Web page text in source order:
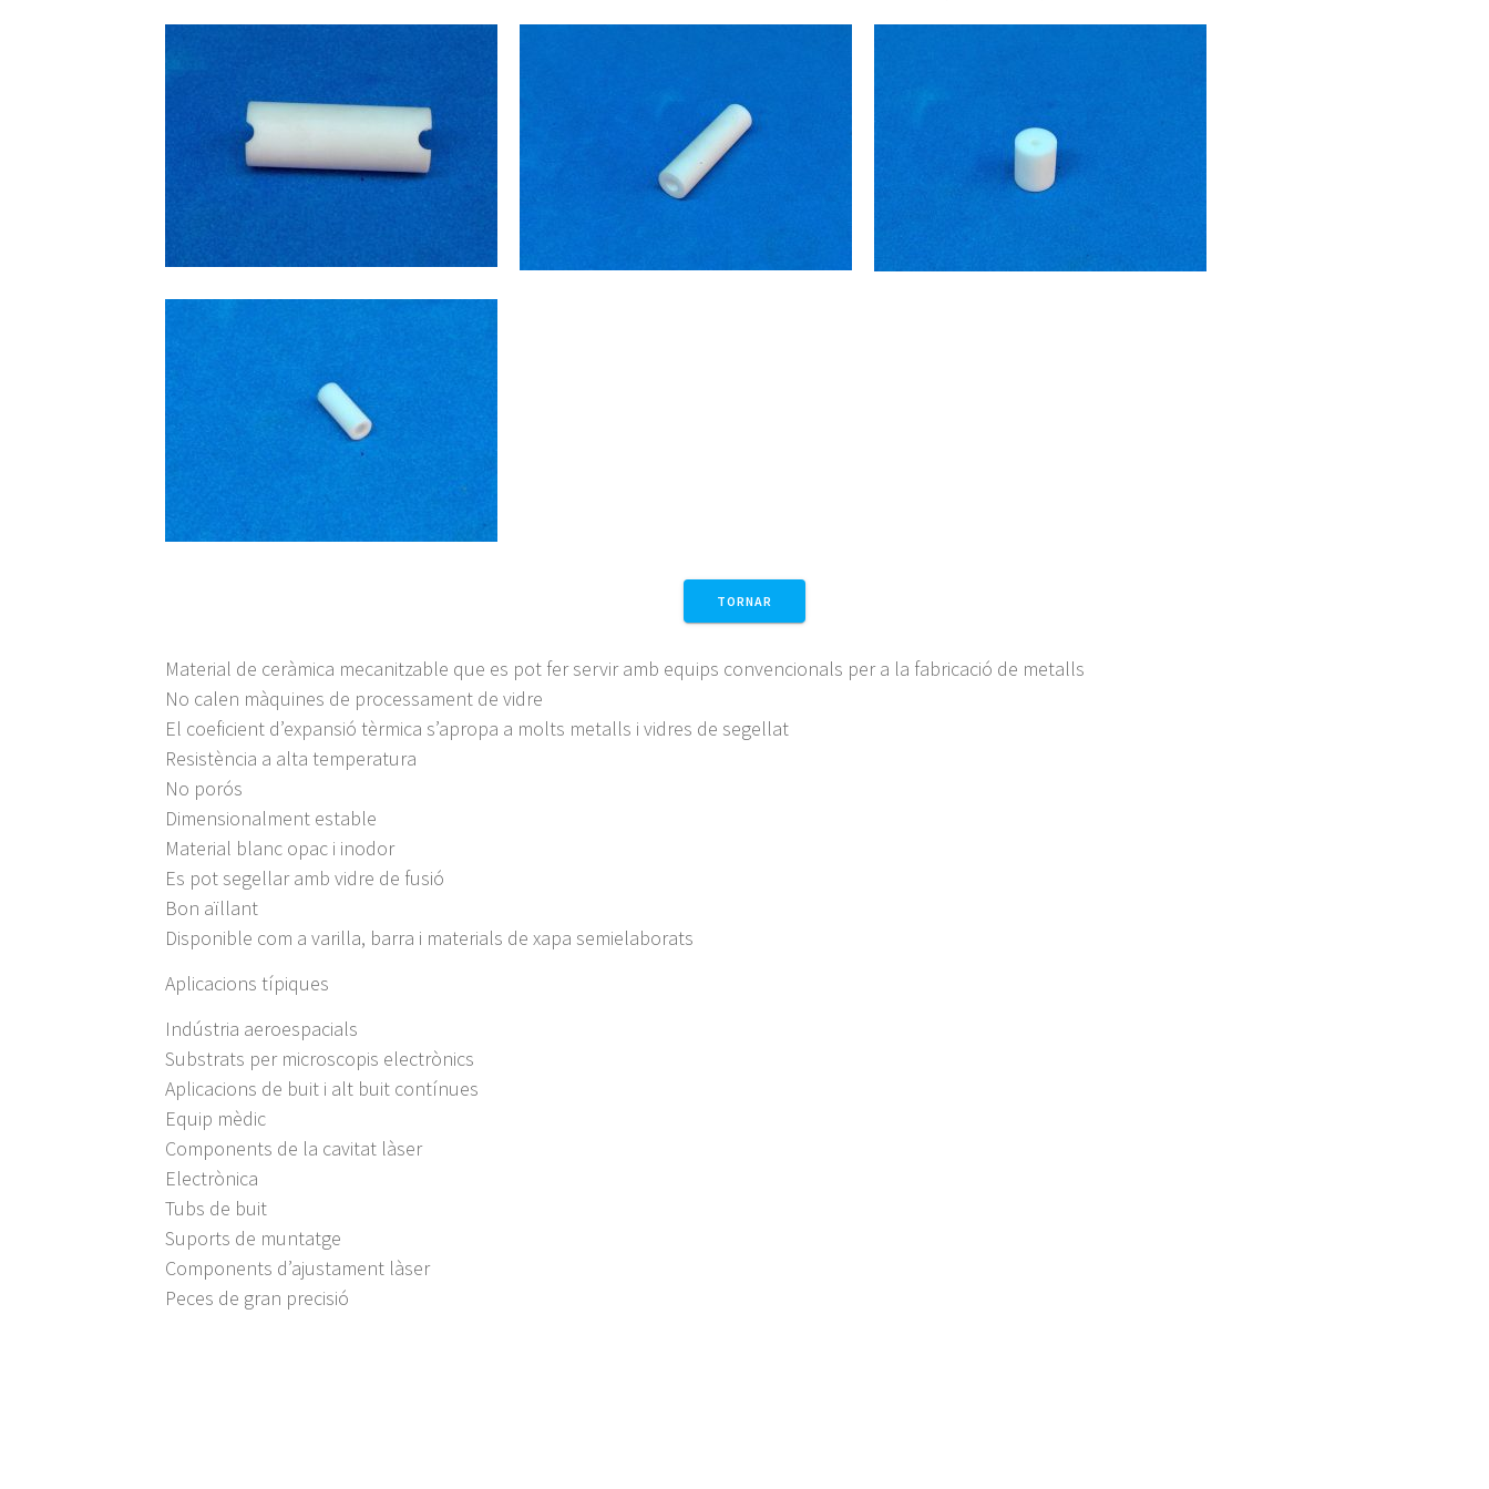
TORNAR
Material de ceràmica mecanitzable que es pot fer servir amb equips convencionals per a la fabricació de metalls
No calen màquines de processament de vidre
El coeficient d’expansió tèrmica s’apropa a molts metalls i vidres de segellat
Resistència a alta temperatura
No porós
Dimensionalment estable
Material blanc opac i inodor
Es pot segellar amb vidre de fusió
Bon aïllant
Disponible com a varilla, barra i materials de xapa semielaborats
Aplicacions típiques
Indústria aeroespacials
Substrats per microscopis electrònics
Aplicacions de buit i alt buit contínues
Equip mèdic
Components de la cavitat làser
Electrònica
Tubs de buit
Suports de muntatge
Components d’ajustament làser
Peces de gran precisió